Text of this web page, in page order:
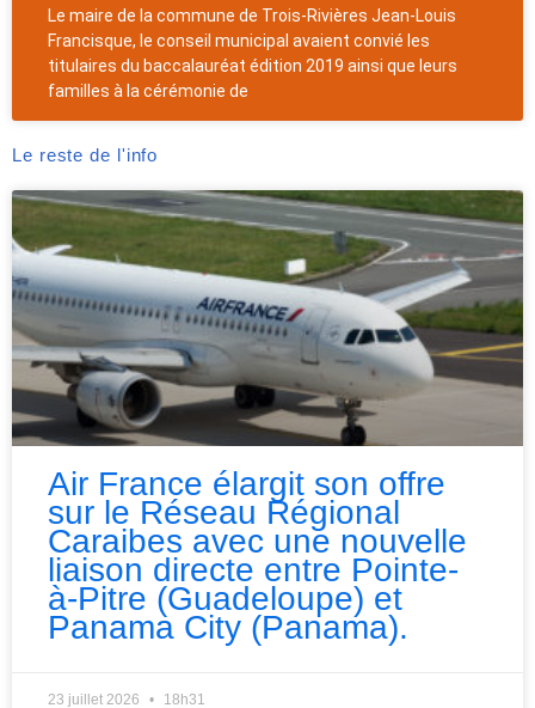
Le maire de la commune de Trois-Rivières Jean-Louis
Francisque, le conseil municipal avaient convié les
titulaires du baccalauréat édition 2019 ainsi que leurs
familles à la cérémonie de
Le reste de l'info
Air France élargit son offre
sur le Réseau Régional
Caraibes avec une nouvelle
liaison directe entre Pointe-
à-Pitre (Guadeloupe) et
Panama City (Panama).
23 juillet 2026 18h31